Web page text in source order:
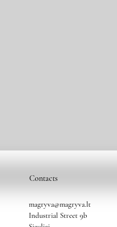
Contacts
magryva@magryva.lt
Industrial Street 9b